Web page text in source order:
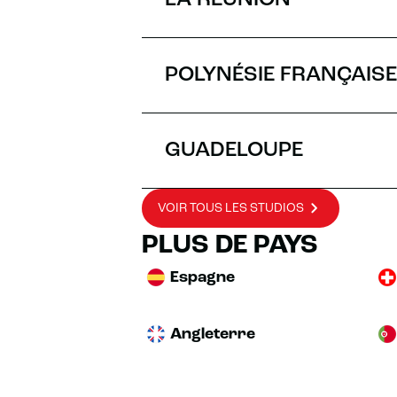
ITINÉRAIRE
POLYNÉSIE FRANÇAISE
GUADELOUPE
VOIR TOUS LES STUDIOS
PLUS DE PAYS
Espagne
Angleterre